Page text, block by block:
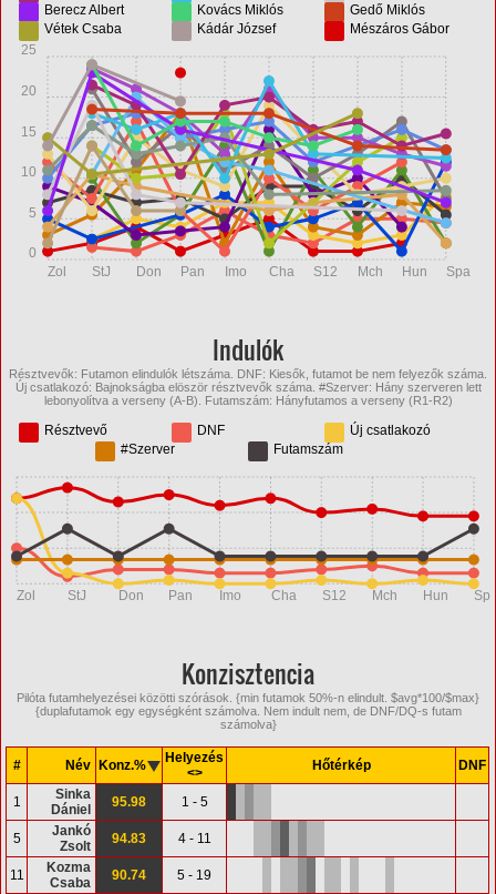
Berecz Albert
Kovács Miklós
Gedő Miklós
Vétek Csaba
Kádár József Mészáros Gábor
Zol StJ Don Pan Imo Cha S12 Mch Hun Spa
0
5
10
15
20
25
Indulók
Résztvevők: Futamon elindulók létszáma. DNF: Kiesők, futamot be nem felyezők száma.
Új csatlakozó: Bajnokságba elöször résztvevők száma. #Szerver: Hány szerveren lett
lebonyolítva a verseny (A-B). Futamszám: Hányfutamos a verseny (R1-R2)
Résztvevő DNF
Új csatlakozó
#Szerver
Futamszám
Zol StJ Don Pan Imo Cha S12 Mch Hun
Konzisztencia
Pilóta futamhelyezései közötti szórások. {min futamok 50%-n elindult. $avg*100/$max}
{duplafutamok egy egységként számolva. Nem indult nem, de DNF/DQ-s futam
számolva}
# Név Konz.%
Helyezés
<>
Hőtérkép DNF
1
Sinka
Dániel
95.98 1 - 5
5
Jankó
Zsolt
94.83 4 - 11
11
Kozma
Csaba
90.74 5 - 19